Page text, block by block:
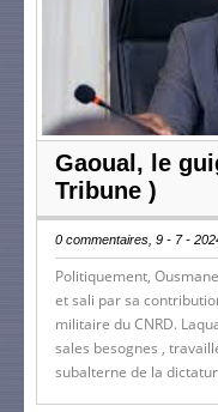
Gaoual, le
Tribune )
0 commentaires, 9 - 7 -
Politiquement,
et sali par sa
militaire du CNRD.
sales besognes ,
subalterne de la